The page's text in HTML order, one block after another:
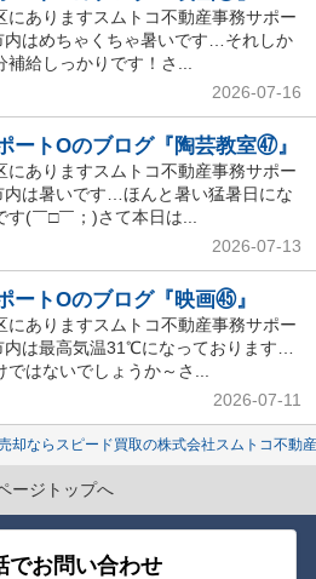
にありますスムトコ不動産事務サポー
内はめちゃくちゃ暑いです…それしか
給しっかりです！さ...
2026-07-16
ートOのブログ『陶芸教室㊼』
にありますスムトコ不動産事務サポー
内は暑いです…ほんと暑い猛暑日にな
(￣□￣；)さて本日は...
2026-07-13
ートOのブログ『映画㊺』
にありますスムトコ不動産事務サポー
内は最高気温31℃になっております…
はないでしょうか～さ...
2026-07-11
却ならスピード買取の株式会社スムトコ不動
ージトップへ
でお問い合わせ